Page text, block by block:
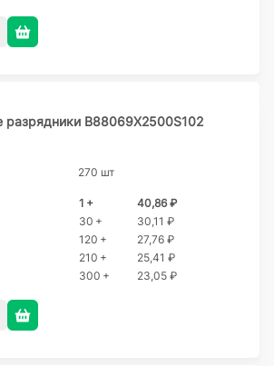
разрядники B88069X2500S102
270 шт
1 +
40,86 ₽
30 +
30,11 ₽
120 +
27,76 ₽
210 +
25,41 ₽
300 +
23,05 ₽